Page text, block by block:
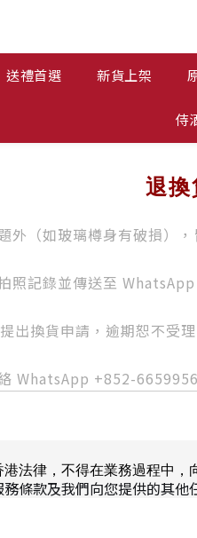
送禮首選 新貨上架
侍
退換
外（如玻璃樽身有破損）
照記錄並傳送至
出換貨申請，逾期恕不受理
WhatsApp +852-
港法律，不得在業務過程中
條款及我們向您提供的其